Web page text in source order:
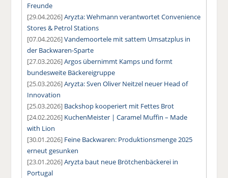
Freunde
[29.04.2026]Aryzta: Wehmann verantwortet Convenience
Stores & Petrol Stations
[07.04.2026]Vandemoortele mit sattem Umsatzplus in
der Backwaren-Sparte
[27.03.2026]Argos übernimmt Kamps und formt
bundesweite Bäckereigruppe
[25.03.2026]Aryzta: Sven Oliver Neitzel neuer Head of
Innovation
[25.03.2026] Backshop kooperiert mit Fettes Brot
[24.02.2026] KuchenMeister | Caramel Muffin – Made
with Lion
[30.01.2026] Feine Backwaren: Produktionsmenge 2025
erneut gesunken
[23.01.2026]Aryzta baut neue Brötchenbäckerei in
Portugal